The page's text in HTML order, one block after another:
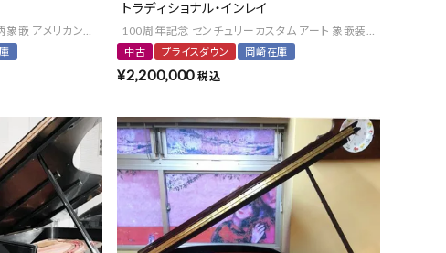
リーワン 最高級 中古
嵌 アメリカンウォルナット クラウンジュエル クラフトマンシップ 最高級 中古
トラディショナル・インレイ
100周年記念 センチュリーカスタム アート 象嵌装飾 アフリカン
中古 プライスダウン 岡崎在庫
¥2,200,000 税込